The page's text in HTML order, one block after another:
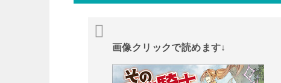
画像クリックで読めます↓